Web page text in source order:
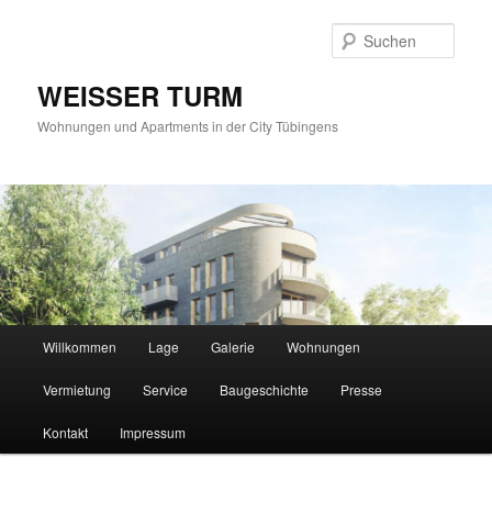
WEISSER TURM
Wohnungen und Apartments in der City Tübingens
Zum
Inhalt
wechseln
Willkommen Lage Galerie Wohnungen
Vermietung Service Baugeschichte Presse
Kontakt Impressum